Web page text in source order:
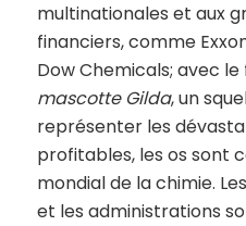
multinationales et aux
financiers, comme
Dow Chemicals; avec
mascotte Gilda, un
représenter les
profitables, les os sont
mondial de la chimie.
et les administrations